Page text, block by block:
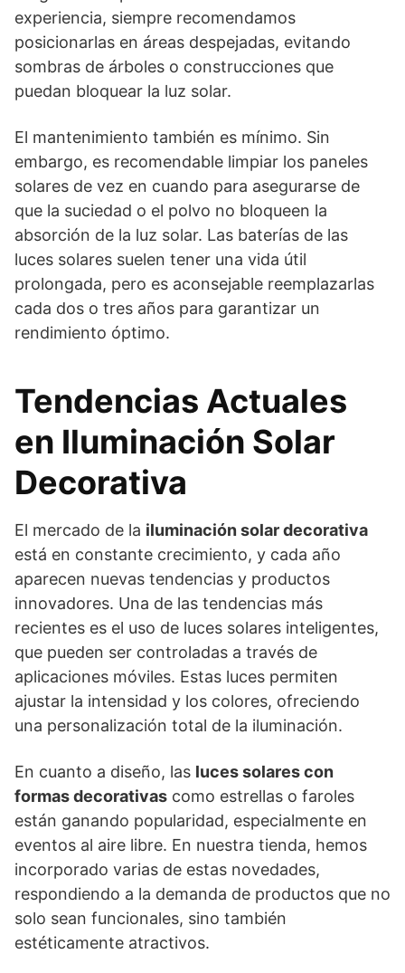
experiencia, siempre recomendamos
posicionarlas en áreas despejadas, evitando
sombras de árboles o construcciones que
puedan bloquear la luz solar.
El mantenimiento también es mínimo. Sin
embargo, es recomendable limpiar los paneles
solares de vez en cuando para asegurarse de
que la suciedad o el polvo no bloqueen la
absorción de la luz solar. Las baterías de las
luces solares suelen tener una vida útil
prolongada, pero es aconsejable reemplazarlas
cada dos o tres años para garantizar un
rendimiento óptimo.
Tendencias Actuales
en Iluminación Solar
Decorativa
El mercado de la iluminación solar decorativa
está en constante crecimiento, y cada año
aparecen nuevas tendencias y productos
innovadores. Una de las tendencias más
recientes es el uso de luces solares inteligentes,
que pueden ser controladas a través de
aplicaciones móviles. Estas luces permiten
ajustar la intensidad y los colores, ofreciendo
una personalización total de la iluminación.
En cuanto a diseño, las luces solares con
formas decorativas como estrellas o faroles
están ganando popularidad, especialmente en
eventos al aire libre. En nuestra tienda, hemos
incorporado varias de estas novedades,
respondiendo a la demanda de productos que no
solo sean funcionales, sino también
estéticamente atractivos.